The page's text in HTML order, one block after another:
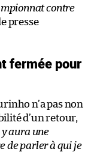
contre
presse
fermée pour
n’a pas non
d’un retour,
y aura une
de parler à qui je